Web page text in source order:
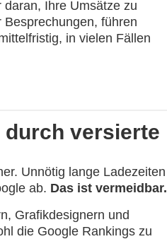
Ihre Umsätze zu
führen
in vielen Fällen
versierte
Unnötig lange Ladezeiten
ab. Das ist vermeidbar.
Grafikdesignern und
die Google Rankings zu